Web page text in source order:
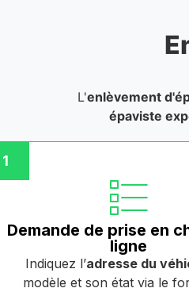
L'enlèvement
épaviste
1
Demande de prise en
ligne
Indiquez l’adresse du
modèle et son état via le